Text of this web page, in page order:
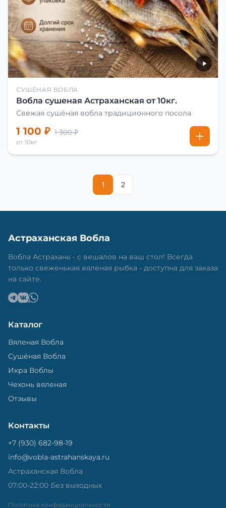
СУШЁНАЯ ВОБЛА
Вобла сушеная Астраханская от 10кг.
Свежая сушёная вобла традиционного посола
1 100 ₽ 1 300 ₽
от 10кг
1 2
Астраханская Вобла
Вобла Астрахань - с вешалов на ваш стол! Всегда
только свеженькая вяленая рыбка - доступна для заказа
на сайте.
Каталог
Вяленая Вобла
Сушёная Вобла
Икра Воблы
Чехонь вяленая
Отзывы
Контакты
+7 (930) 682-98-19
info@vobla-astrahanskaya.ru
Астраханская Вобла
07:00-22:00 Без выходных
Политика конфиденциальности